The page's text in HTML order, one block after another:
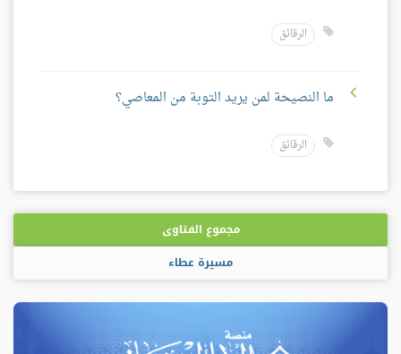
الرقائق
ما النصيحة لمن يريد التوبة من المعاصي؟
الرقائق
مجموع الفتاوى
مسيرة عطاء